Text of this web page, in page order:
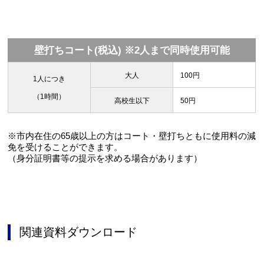
壁打ちコート(税込) ※2人まで同時使用可能
1人につき
（1時間）
大人 100円
高校生以下 50円
※市内在住の65歳以上の方はコート・壁打ちともに使用料の減
免を受けることができます。
（身分証明書等の提示を求める場合があります）
関連資料ダウンロード